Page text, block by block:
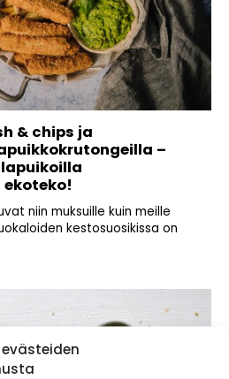
& chips ja
–
niin muksuille kuin meille
kestosuosikissa on